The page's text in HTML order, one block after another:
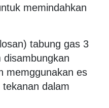
memindahkan
tabung gas 3
disambungkan
memggunakan es
dalam